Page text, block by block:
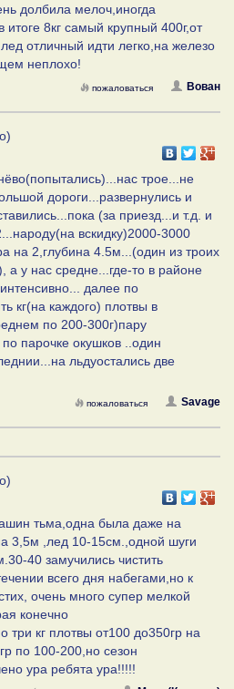
долбила мелоч,иногда
итоге 8кг самый крупный 400г,от
отличный идти легко,на железо
неплохо!
Вован
пожаловаться
трое...не
дороги...развернулись и
(за приезд...и т.д. и
вскидку)2000-3000
на 2,глубина 4.5м...(один из троих
а у нас средне...где-то в районе
далее по
кг(на каждого) плотвы в
по 200-300г)пару
парочке окушков ..один
льдуостались две
Savage
пожаловаться
тьма,одна была даже на
3,5м ,лед 10-15см.,одной шуги
40 замучились чистить
всего дня набегами,но к
очень много супер мелкой
конечно
три кг плотвы от100 до350гр на
по 100-200,но сезон
ура ребята ура!!!!!